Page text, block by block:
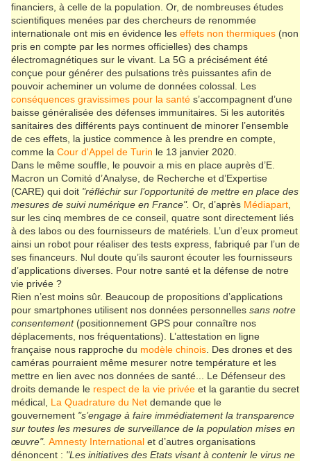
financiers, à celle de la population. Or, de nombreuses études
scientifiques menées par des chercheurs de renommée
internationale ont mis en évidence les effets non thermiques (non
pris en compte par les normes officielles) des champs
électromagnétiques sur le vivant. La 5G a précisément été
conçue pour générer des pulsations très puissantes afin de
pouvoir acheminer un volume de données colossal. Les
conséquences gravissimes pour la santé s’accompagnent d’une
baisse généralisée des défenses immunitaires. Si les autorités
sanitaires des différents pays continuent de minorer l’ensemble
de ces effets, la justice commence à les prendre en compte,
comme la Cour d'Appel de Turin le 13 janvier 2020.
Dans le même souffle, le pouvoir a mis en place auprès d’E.
Macron un Comité d’Analyse, de Recherche et d’Expertise
(CARE) qui doit "réfléchir sur l’opportunité de mettre en place des
mesures de suivi numérique en France". Or, d’après Médiapart
sur les cinq membres de ce conseil, quatre sont directement liés
à des labos ou des fournisseurs de matériels. L’un d’eux promeut
ainsi un robot pour réaliser des tests express, fabriqué par l’un de
ses financeurs. Nul doute qu’ils sauront écouter les fournisseurs
d’applications diverses. Pour notre santé et la défense de notre
vie privée ?
Rien n’est moins sûr. Beaucoup de propositions d’applications
pour smartphones utilisent nos données personnelles sans notre
consentement (positionnement GPS pour connaître nos
déplacements, nos fréquentations). L’attestation en ligne
française nous rapproche du modèle chinois . Des drones et des
caméras pourraient même mesurer notre température et les
mettre en lien avec nos données de santé... Le Défenseur des
droits demande le respect de la vie privée et la garantie du secret
médical, La Quadrature du Net demande que le
gouvernement "s’engage à faire immédiatement la transparence
sur toutes les mesures de surveillance de la population mises en
œuvre". Amnesty International et d’autres organisations
dénoncent : "Les initiatives des Etats visant à contenir le virus ne